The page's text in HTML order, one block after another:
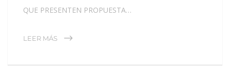
QUE PRESENTEN PROPUESTA…
LEER MÁS